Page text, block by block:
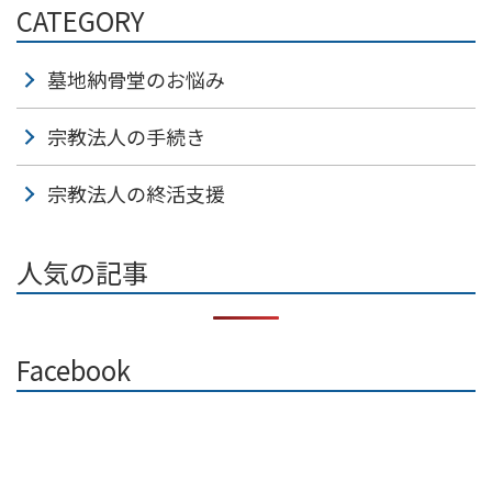
CATEGORY
墓地納骨堂のお悩み
宗教法人の手続き
宗教法人の終活支援
人気の記事
Facebook